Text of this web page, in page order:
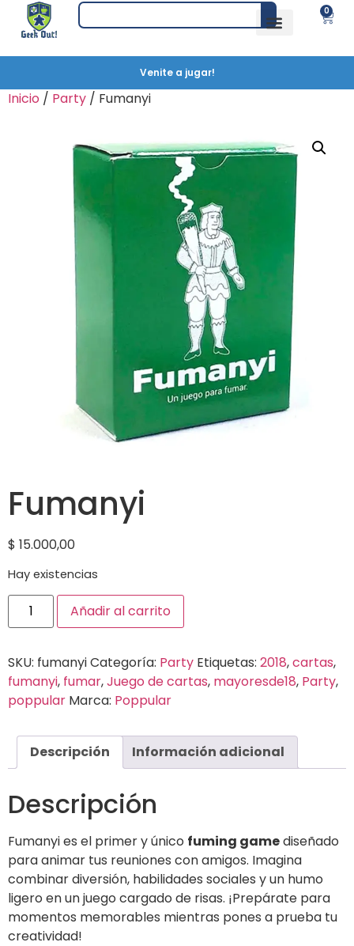
0
Venite a jugar!
Inicio / Party / Fumanyi
Fumanyi
$ 15.000,00
Hay existencias
Añadir al carrito
SKU: fumanyiCategoría: Party Etiquetas: 2018,cartas,
fumanyi, fumar,Juego de cartas, mayoresde18, Party,
poppular Marca: Poppular
Descripción Información adicional
Descripción
Fumanyi es el primer y único fuming gamediseñado
para animar tus reuniones con amigos. Imagina
combinar diversión, habilidades sociales y un humo
ligero en un juego cargado de risas. ¡Prepárate para
momentos memorables mientras pones a prueba tu
creatividad!